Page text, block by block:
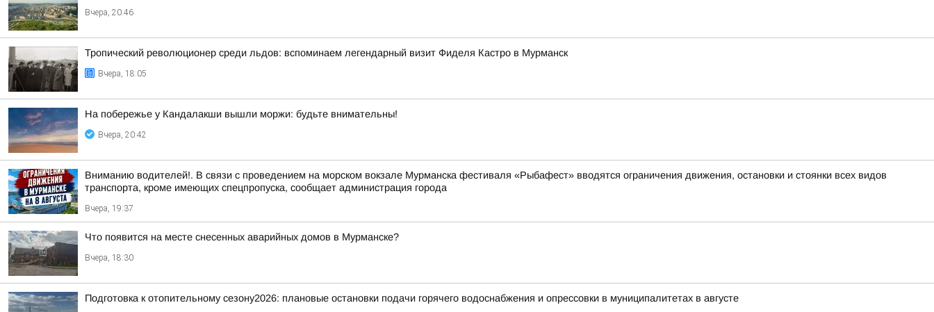
Вчера, 20:46
Тропический революционер среди льдов: вспоминаем легендарный визит Фиделя Кастро в Мурманск
Вчера, 18:05
На побережье у Кандалакши вышли моржи: будьте внимательны!
Вчера, 20:42
Вниманию водителей!. В связи с проведением на морском вокзале Мурманска фестиваля «Рыбафест» вводятся ограничения движения, остановки и стоянки всех видов
транспорта, кроме имеющих спецпропуска, сообщает администрация города
Вчера, 19:37
Что появится на месте снесенных аварийных домов в Мурманске?
Вчера, 18:30
Подготовка к отопительному сезону2026: плановые остановки подачи горячего водоснабжения и опрессовки в муниципалитетах в августе